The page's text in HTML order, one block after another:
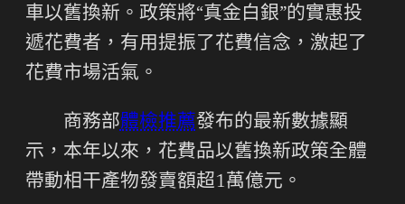
車以舊換新。政策將“真金白銀”的實惠投
遞花費者，有用提振了花費信念，激起了
花費市場活氣。
商務部體檢推薦發布的最新數據顯
示，本年以來，花費品以舊換新政策全體
帶動相干產物發賣額超1萬億元。